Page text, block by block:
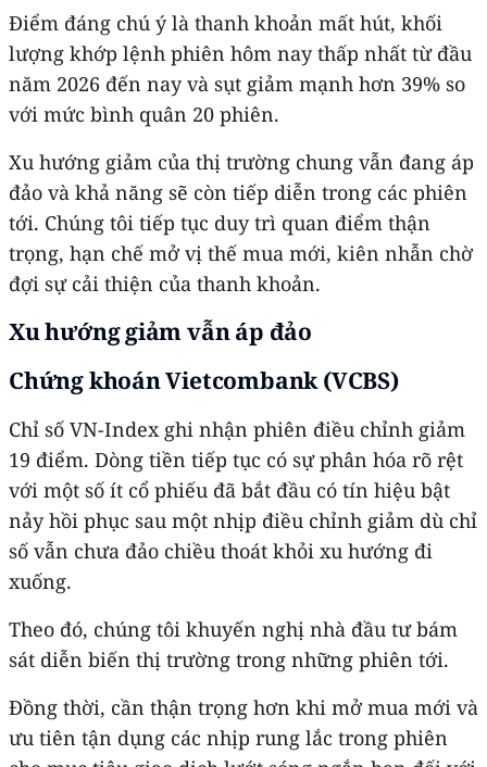
Điểm đáng chú ý là thanh khoản mất hút, khối
lượng khớp lệnh phiên hôm nay thấp nhất từ đầu
năm 2026 đến nay và sụt giảm mạnh hơn 39% so
với mức bình quân 20 phiên.
Xu hướng giảm của thị trường chung vẫn đang áp
đảo và khả năng sẽ còn tiếp diễn trong các phiên
tới. Chúng tôi tiếp tục duy trì quan điểm thận
trọng, hạn chế mở vị thế mua mới, kiên nhẫn chờ
đợi sự cải thiện của thanh khoản.
Xu hướng giảm vẫn áp đảo
Chứng khoán Vietcombank (VCBS)
Chỉ số VN-Index ghi nhận phiên điều chỉnh giảm
19 điểm. Dòng tiền tiếp tục có sự phân hóa rõ rệt
với một số ít cổ phiếu đã bắt đầu có tín hiệu bật
nảy hồi phục sau một nhịp điều chỉnh giảm dù chỉ
số vẫn chưa đảo chiều thoát khỏi xu hướng đi
xuống.
Theo đó, chúng tôi khuyến nghị nhà đầu tư bám
sát diễn biến thị trường trong những phiên tới.
Đồng thời, cần thận trọng hơn khi mở mua mới và
ưu tiên tận dụng các nhịp rung lắc trong phiên